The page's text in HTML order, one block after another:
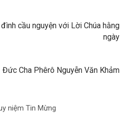
cầu nguyện với Lời Chúa hằng
ngày
Cha Phêrô Nguyễn Văn Khảm
niệm Tin Mừng